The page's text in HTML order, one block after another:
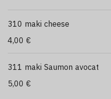
310 maki cheese
4,00 €
311 maki Saumon avocat
5,00 €